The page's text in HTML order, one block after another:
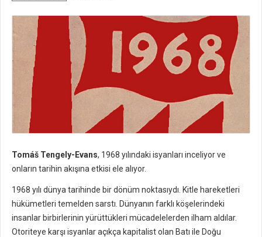
Tomáš Tengely-Evans, 1968 yılındaki isyanları inceliyor ve
onların tarihin akışına etkisi ele alıyor.
1968 yılı dünya tarihinde bir dönüm noktasıydı. Kitle hareketleri
hükümetleri temelden sarstı. Dünyanın farklı köşelerindeki
insanlar birbirlerinin yürüttükleri mücadelelerden ilham aldılar.
Otoriteye karşı isyanlar açıkça kapitalist olan Batı ile Doğu